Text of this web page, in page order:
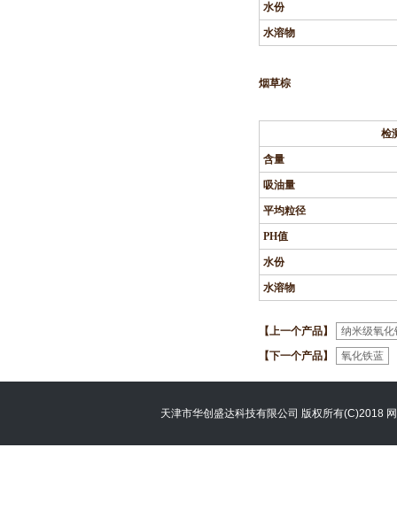
水份
水溶物
烟草棕
检
含量
吸油量
平均粒径
PH值
水份
水溶物
【上一个产品】
纳米级氧化
【下一个产品】
氧化铁蓝
天津市华创盛达科技有限公司 版权所有(C)2018